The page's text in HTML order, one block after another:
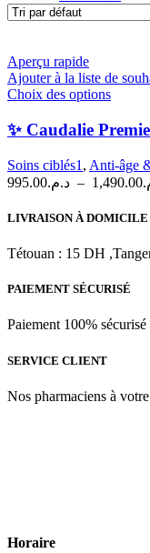
Aperçu rapide
Ajouter à la liste de
Choix des optionsCe
a
Les
être
sur
page
produit
✨ Caudalie
Soins ciblés1 , Anti-âge
د.م.995.00 – 1,490.00
LIVRAISON À DOMICILE
Tétouan : 15 DH
PAIEMENT SÉCURISÉ
Paiement 100%
SERVICE CLIENT
Nos pharmaciens à
Horaire